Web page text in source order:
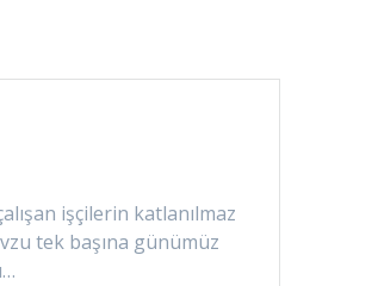
işçilerin katlanılmaz
tek başına günümüz